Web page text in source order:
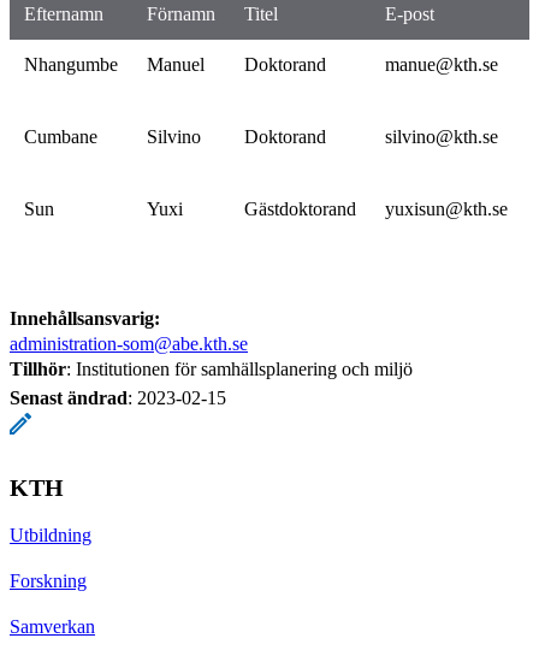
Efternamn Förnamn Titel E-post
Nhangumbe Manuel Doktorand manue@kth.se
Cumbane Silvino Doktorand silvino@kth.se
Sun Yuxi Gästdoktorand yuxisun@kth.se
Innehållsansvarig:
administration-som@abe.kth.se
Tillhör: Institutionen för samhällsplanering och miljö
Senast ändrad: 2023-02-15
KTH
Utbildning
Forskning
Samverkan